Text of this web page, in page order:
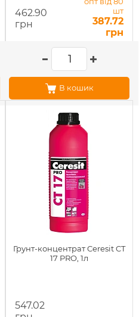
462.90
грн
шт
387.72
грн
В кошик
Грунт-концентрат Ceresit CT
17 PRO, 1л
547.02